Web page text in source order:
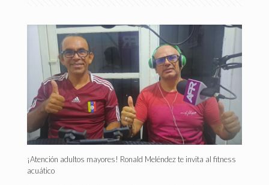
¡Atención adultos mayores! Ronald Meléndez te invita al fitness
acuático